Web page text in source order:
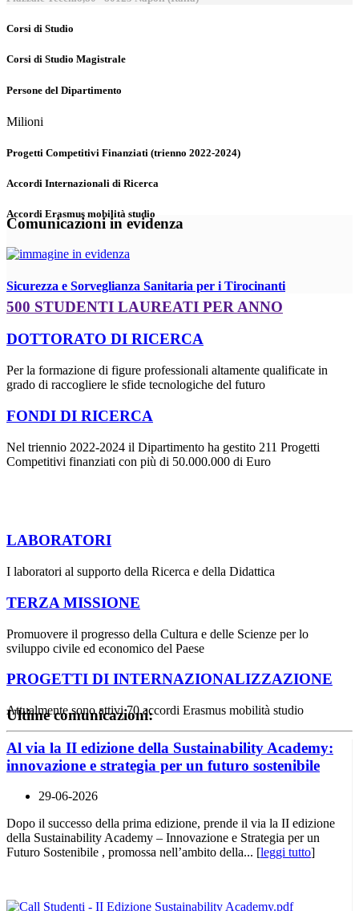
Corsi di Studio
Corsi di Studio Magistrale
Persone del Dipartimento
Milioni
Progetti Competitivi Finanziati (trienno 2022-2024)
Accordi Internazionali di Ricerca
Accordi Erasmus mobilità studio
Comunicazioni in evidenza
Sicurezza e Sorveglianza Sanitaria per i Tirocinanti
500 STUDENTI LAUREATI PER ANNO
DOTTORATO DI RICERCA
Per la formazione di figure professionali altamente qualificate in
grado di raccogliere le sfide tecnologiche del futuro
FONDI DI RICERCA
Nel triennio 2022-2024 il Dipartimento ha gestito 211 Progetti
Competitivi finanziati con più di 50.000.000 di Euro
LABORATORI
I laboratori al supporto della Ricerca e della Didattica
TERZA MISSIONE
Promuovere il progresso della Cultura e delle Scienze per lo
sviluppo civile ed economico del Paese
PROGETTI DI INTERNAZIONALIZZAZIONE
Attualmente sono attivi 70 accordi Erasmus mobilità studio
Ultime comunicazioni:
Al via la II edizione della Sustainability Academy:
innovazione e strategia per un futuro sostenibile
29-06-2026
Dopo il successo della prima edizione, prende il via la II edizione
della Sustainability Academy – Innovazione e Strategia per un
Futuro Sostenibile , promossa nell’ambito della... [leggi tutto]